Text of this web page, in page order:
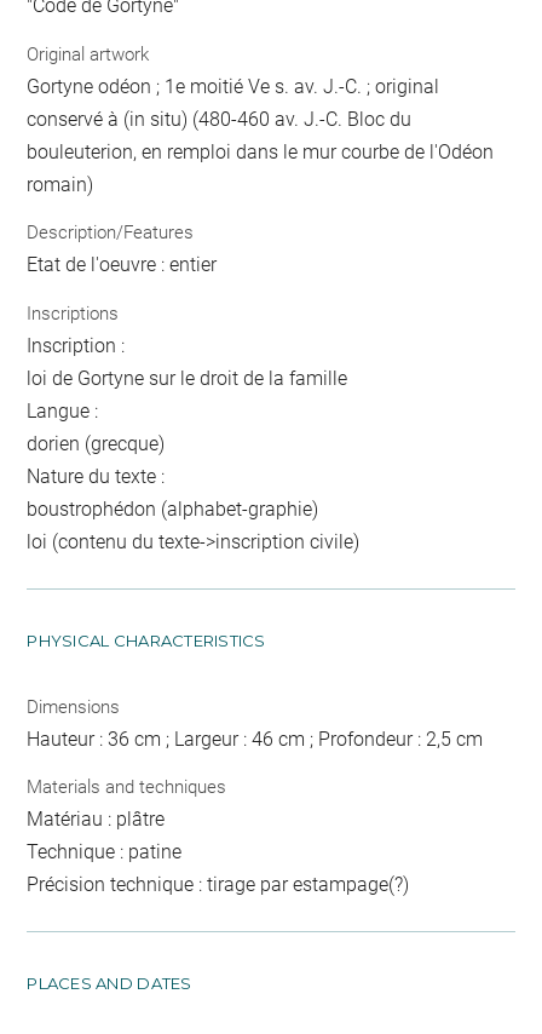
"Code de Gortyne"
Original artwork
Gortyne odéon ; 1e moitié Ve s. av. J.-C. ; original
conservé à (in situ) (480-460 av. J.-C. Bloc du
bouleuterion, en remploi dans le mur courbe de l'Odéon
romain)
Description/Features
Etat de l'oeuvre : entier
Inscriptions
Inscription :
loi de Gortyne sur le droit de la famille
Langue :
dorien (grecque)
Nature du texte :
boustrophédon (alphabet-graphie)
loi (contenu du texte->inscription civile)
PHYSICAL CHARACTERISTICS
Dimensions
Hauteur : 36 cm ; Largeur : 46 cm ; Profondeur : 2,5 cm
Materials and techniques
Matériau : plâtre
Technique : patine
Précision technique : tirage par estampage(?)
PLACES AND DATES